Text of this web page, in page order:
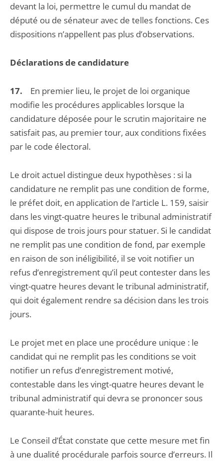
devant la loi, permettre le cumul du mandat de
député ou de sénateur avec de telles fonctions. Ces
dispositions n’appellent pas plus d’observations.
Déclarations de candidature
17.
En premier lieu, le projet de loi organique
modifie les procédures applicables lorsque la
candidature déposée pour le scrutin majoritaire ne
satisfait pas, au premier tour, aux conditions fixées
par le code électoral.
Le droit actuel distingue deux hypothèses : si la
candidature ne remplit pas une condition de forme,
le préfet doit, en application de l’article L. 159, saisir
dans les vingt-quatre heures le tribunal administratif
qui dispose de trois jours pour statuer. Si le candidat
ne remplit pas une condition de fond, par exemple
en raison de son inéligibilité, il se voit notifier un
refus d’enregistrement qu’il peut contester dans les
vingt-quatre heures devant le tribunal administratif,
qui doit également rendre sa décision dans les trois
jours.
Le projet met en place une procédure unique : le
candidat qui ne remplit pas les conditions se voit
notifier un refus d’enregistrement motivé,
contestable dans les vingt-quatre heures devant le
tribunal administratif qui devra se prononcer sous
quarante-huit heures.
Le Conseil d’État constate que cette mesure met fin
à une dualité procédurale parfois source d’erreurs. Il